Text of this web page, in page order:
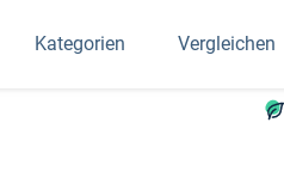
Kategorien Vergleichen